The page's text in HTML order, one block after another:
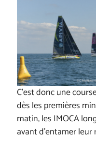
C’est donc une
dès les premières
matin, les IMOCA
avant d’entamer